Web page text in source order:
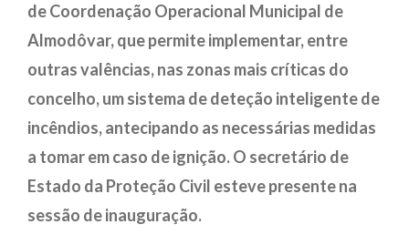
de Coordenação Operacional Municipal de
Almodôvar, que permite implementar, entre
outras valências, nas zonas mais críticas do
concelho, um sistema de deteção inteligente de
incêndios, antecipando as necessárias medidas
a tomar em caso de ignição. O secretário de
Estado da Proteção Civil esteve presente na
sessão de inauguração.